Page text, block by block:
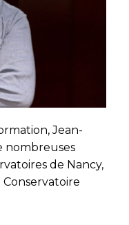
Jean-
nombreuses
de Nancy,